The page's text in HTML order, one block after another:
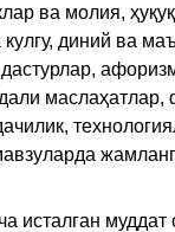
ва молия,
диний ва
маслаҳатлар,
исталган муддат